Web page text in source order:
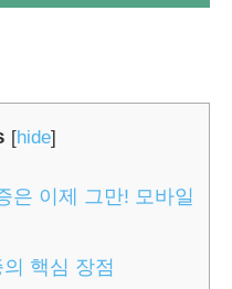
[hide]
은 이제 그만! 모바일
핵심 장점